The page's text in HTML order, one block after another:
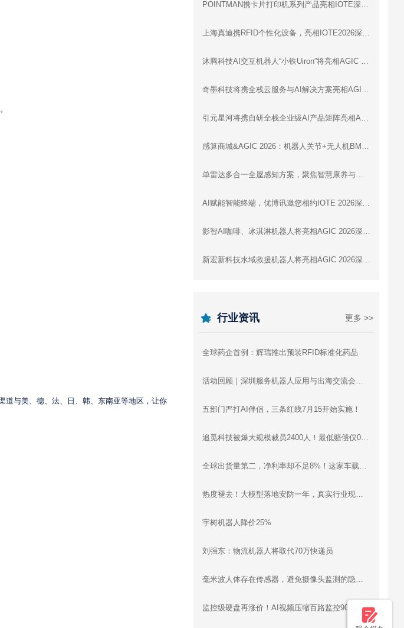
道与美、德、法、日、韩、东南亚等地区，让你
POINTMAN携卡片打印机系列产品亮相IOTE深圳物联网展，与您相约8月展会9号馆9D91交流
上海真迪携RFID个性化设备，亮相IOTE2026深圳物联网展 - 与您相约8月展会9号馆9D64交流
沐腾科技AI交互机器人“小铁Uiron”将亮相AGIC 2026深圳通用人工智能展
奇墨科技将携全栈云服务与AI解决方案亮相AGIC 2026深圳通用人工智能展
引元星河将携自研全栈企业级AI产品矩阵亮相AGIC 2026深圳通用人工智能展
感算商城&AGIC 2026：机器人关节+无人机BMS+灵巧手，一站式驱动智能未来
单雷达多合一全屋感知方案，聚焦智慧康养与全屋智能 | 云帆瑞达即将亮相IOTE 2026深圳展
AI赋能智能终端，优博讯邀您相约IOTE 2026深圳国际物联网展
影智AI咖啡、冰淇淋机器人将亮相AGIC 2026深圳通用人工智能展，展示数字劳动力新形态
新宏新科技水域救援机器人将亮相AGIC 2026深圳通用人工智能展
行业资讯 更多 >>
全球药企首例：辉瑞推出预装RFID标准化药品
活动回顾｜深圳服务机器人应用与出海交流会圆满落幕：梯控、清洁、配送、烹饪、工业机器人同台分享，合规、渠道、场景干货全覆盖
五部门严打AI伴侣，三条红线7月15开始实施！
追觅科技被爆大规模裁员2400人！最低赔偿仅0.5月工资
全球出货量第二，净利率却不足8%！这家车载智慧影像设备企业递表港交所
热度褪去！大模型落地安防一年，真实行业现状远超想象
宇树机器人降价25%
刘强东：物流机器人将取代70万快递员
毫米波人体存在传感器，避免摄像头监测的隐私问题
监控级硬盘再涨价！AI视频压缩百路监控90天存储立省30万